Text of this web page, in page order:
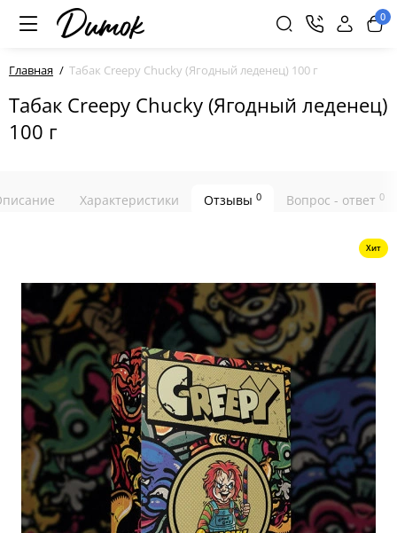
0
Главная Табак Creepy Chucky (Ягодный леденец) 100 г
Табак Creepy Chucky (Ягодный леденец)
100 г
Характеристики Отзывы 0 Вопрос - ответ 0
Хит